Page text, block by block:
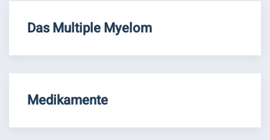
Das Multiple Myelom
Medikamente